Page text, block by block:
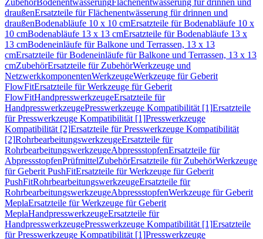
ZubehörBodenentwässerungFlächenentwässerung für drinnen und
draußenErsatzteile für Flächenentwässerung für drinnen und
draußenBodenabläufe 10 x 10 cmErsatzteile für Bodenabläufe 10 x
10 cmBodenabläufe 13 x 13 cmErsatzteile für Bodenabläufe 13 x
13 cmBodeneinläufe für Balkone und Terrassen, 13 x 13
cmErsatzteile für Bodeneinläufe für Balkone und Terrassen, 13 x 13
cmZubehörErsatzteile für ZubehörWerkzeuge und
NetzwerkkomponentenWerkzeugeWerkzeuge für Geberit
FlowFitErsatzteile für Werkzeuge für Geberit
FlowFitHandpresswerkzeugeErsatzteile für
HandpresswerkzeugePresswerkzeuge Kompatibilität [1]Ersatzteile
für Presswerkzeuge Kompatibilität [1]Presswerkzeuge
Kompatibilität [2]Ersatzteile für Presswerkzeuge Kompatibilität
[2]RohrbearbeitungswerkzeugeErsatzteile für
RohrbearbeitungswerkzeugeAbpressstopfenErsatzteile für
AbpressstopfenPrüfmittelZubehörErsatzteile für ZubehörWerkzeuge
für Geberit PushFitErsatzteile für Werkzeuge für Geberit
PushFitRohrbearbeitungswerkzeugeErsatzteile für
RohrbearbeitungswerkzeugeAbpressstopfenWerkzeuge für Geberit
MeplaErsatzteile für Werkzeuge für Geberit
MeplaHandpresswerkzeugeErsatzteile für
HandpresswerkzeugePresswerkzeuge Kompatibilität [1]Ersatzteile
für Presswerkzeuge Kompatibilität [1]Presswerkzeuge